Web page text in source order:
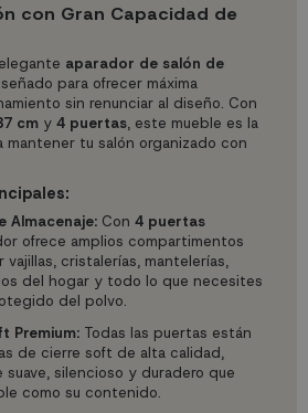
con Gran Capacidad de
aparador de salón de
para ofrecer máxima
sin renunciar al diseño. Con
cm y4 puertas, este mueble es la
tu salón organizado con
Almacenaje: Con4 puertas
ofrece amplios compartimentos
vajillas, cristalerías, mantelerías,
del hogar y todo lo que necesites
del polvo.
Premium: Todas las puertas están
de cierre soft de alta calidad,
silencioso y duradero que
como su contenido.